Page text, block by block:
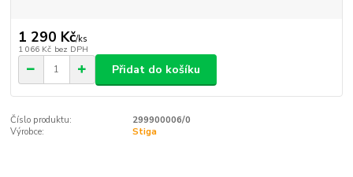
1 290 Kč/ks
1 066 Kč bez DPH
Přidat do košíku
Číslo produktu:
299900006/0
Výrobce:
Stiga